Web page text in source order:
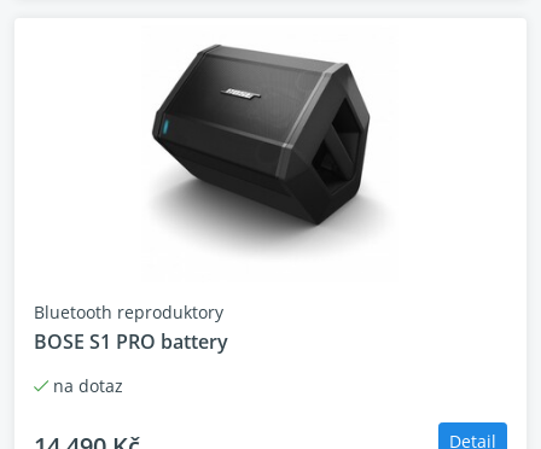
s duálním vestavěným Bluetooth párováním získáte
skutečný dvoukanálový stereo zvuk. Považujte to za
duet pro scénu řečníků. Je to nejlepší způsob, jak si
užít hudbu, nejlepší pro velkou párty a vždy lepší
Jedno plné nabití = 8 hodin přehrávání vašich
oblíbených rytmů. A to na plnou hlasitost. S Gig XXL
jste připraveni na dlouhou cestu.
Bluetooth reproduktory
BOSE S1 PRO battery
na dotaz
Detail